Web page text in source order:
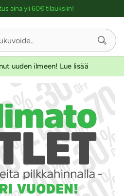
aina yli 60€ tilauksiin!
uuden ilmeen! Lue lisää
-
-
-